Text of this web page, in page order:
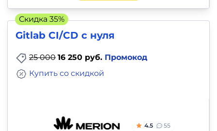
Gitlab CI/CD с нуля
25 000 16 250 руб. Промокод
Купить со скидкой
4.5 55
Скидка 35%